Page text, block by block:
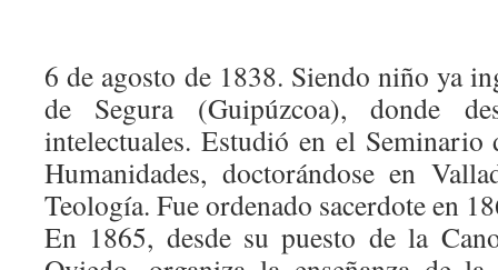
6 de agosto de 1838. Siendo niño ya
de Segura (Guipúzcoa), donde
intelectuales. Estudió en el
Humanidades, doctorándose en
Teología. Fue ordenado sacerdote en
En 1865, desde su puesto de la